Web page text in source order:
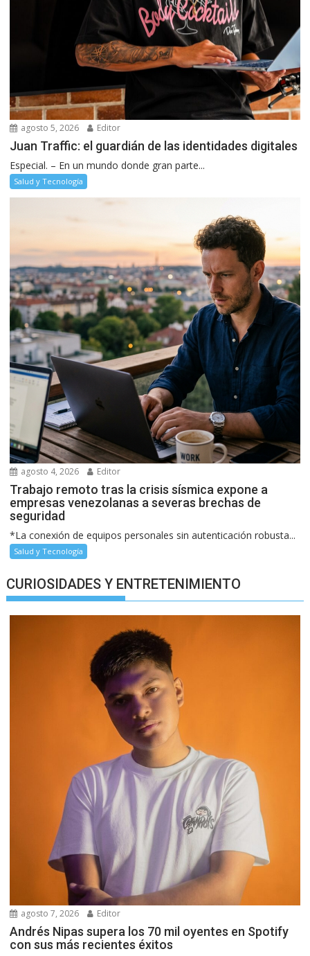
agosto 5, 2026 Editor
Juan Traffic: el guardián de las identidades digitales
Especial. – En un mundo donde gran parte...
Salud y Tecnología
agosto 4, 2026 Editor
Trabajo remoto tras la crisis sísmica expone a
empresas venezolanas a severas brechas de
seguridad
*La conexión de equipos personales sin autenticación robusta...
Salud y Tecnología
CURIOSIDADES Y ENTRETENIMIENTO
agosto 7, 2026 Editor
Andrés Nipas supera los 70 mil oyentes en Spotify
con sus más recientes éxitos